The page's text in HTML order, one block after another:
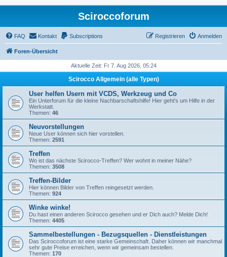
Sciroccoforum
FAQ Kontakt Subscriptions Anmelden
Registrieren
Foren-Übersicht
Aktuelle Zeit: Fr 7. Aug 2026, 05:24
Scirocco Allgemein (alle Typen)
User helfen Usern mit VCDS, Werkzeug und Co
Ein Unterforum für die kleine Nachbarschaftshilfe! Hier geht's um Hilfe in der
Werkstatt.
Themen: 46
Neuvorstellungen
Neue User können sich hier vorstellen.
Themen: 2591
Treffen
Wo ist das nächste Scirocco-Treffen? Wer wohnt in meiner Nähe?
Themen: 3508
Treffen-Bilder
Hier können Bilder von Treffen reingesetzt werden.
Themen: 924
Winke winke!
Du hast einen anderen Scirocco gesehen und er Dich auch? Melde Dich!
Themen: 4405
Sammelbestellungen - Bezugsquellen - Dienstleistungen
Das Sciroccoforum ist eine starke Gemeinschaft. Daher können wir manchmal
sehr gute Preise erreichen, wenn wir gemeinsam bestellen.
Themen: 170